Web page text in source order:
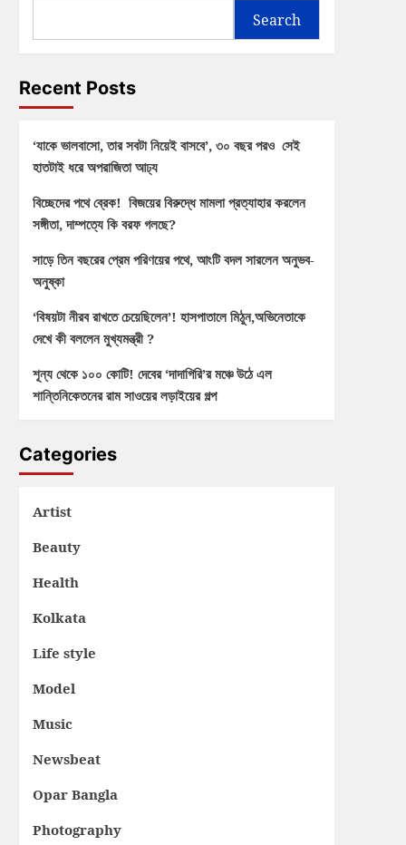
Search
Recent Posts
‘যাকে ভালবাসো, তার সবটা নিয়েই বাসবে’, ৩০ বছর পরও সেই
হাতটাই ধরে অপরাজিতা আঢ্য
বিচ্ছেদের পথে ব্রেক! বিজয়ের বিরুদ্ধে মামলা প্রত্যাহার করলেন
সঙ্গীতা, দাম্পত্যে কি বরফ গলছে?
সাড়ে তিন বছরের প্রেম পরিণয়ের পথে, আংটি বদল সারলেন অনুভব-
অনুষ্কা
‘বিষয়টা নীরব রাখতে চেয়েছিলেন’! হাসপাতালে মিঠুন,অভিনেতাকে
দেখে কী বললেন মুখ্যমন্ত্রী ?
শূন্য থেকে ১০০ কোটি! দেবের ‘দাদাগিরি’র মঞ্চে উঠে এল
শান্তিনিকেতনের রাম সাওয়ের লড়াইয়ের গল্প
Categories
Artist
Beauty
Health
Kolkata
Life style
Model
Music
Newsbeat
Opar Bangla
Photography